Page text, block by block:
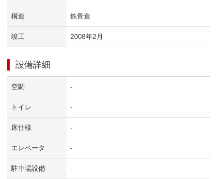
構造 鉄骨造
竣工 2008年2 月
設備詳細
空調 -
トイレ -
床仕様 -
エレベータ -
駐車場設備 -